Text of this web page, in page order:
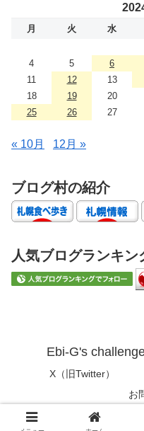
月 火 水
4
5 6
11
12 13
18
19 20
25
26 27
« 10月 12月 »
ブログ村の紹介
人気ブログランキン
Ebi-G's
X（旧Twitter）
お
© 2019 Ebi-G's